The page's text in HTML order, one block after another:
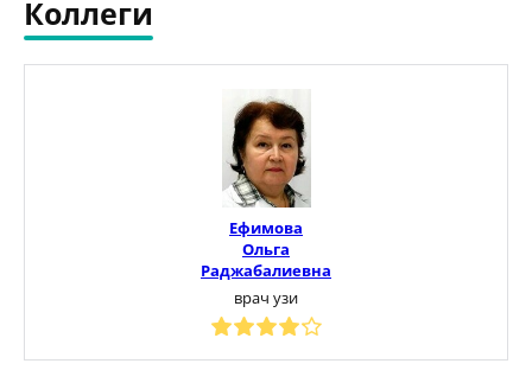
Коллеги
Ефимова
Ольга
Раджабалиевна
врач узи